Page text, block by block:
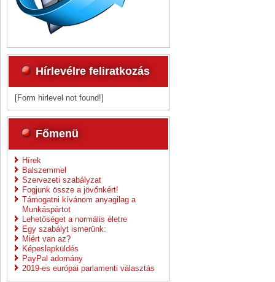
Hírlevélre feliratkozás
[Form hirlevel not found!]
Főmenü
Hírek
Balszemmel
Szervezeti szabályzat
Fogjunk össze a jövőnkért!
Támogatni kívánom anyagilag a
Munkáspártot
Lehetőséget a normális életre
Egy szabályt ismerünk:
Miért van az?
Képeslapküldés
PayPal adomány
2019-es európai parlamenti választás